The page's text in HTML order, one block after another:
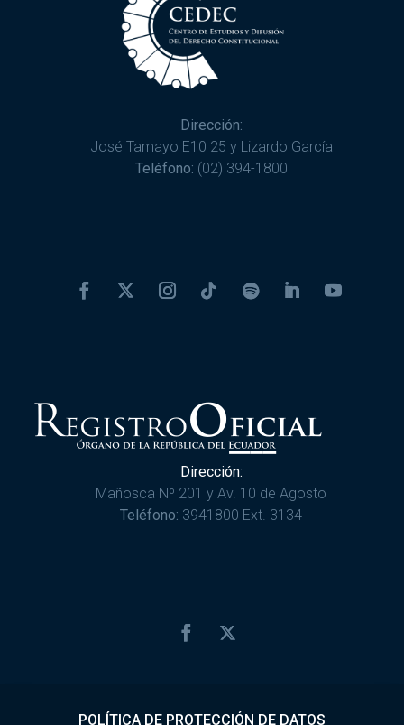
Dirección:
José Tamayo E10 25 y Lizardo García
Teléfono: (02) 394-1800
Dirección:
Mañosca Nº 201 y Av. 10 de Agosto
Teléfono: 3941800 Ext. 3134
POLÍTICA DE PROTECCIÓN DE DATOS